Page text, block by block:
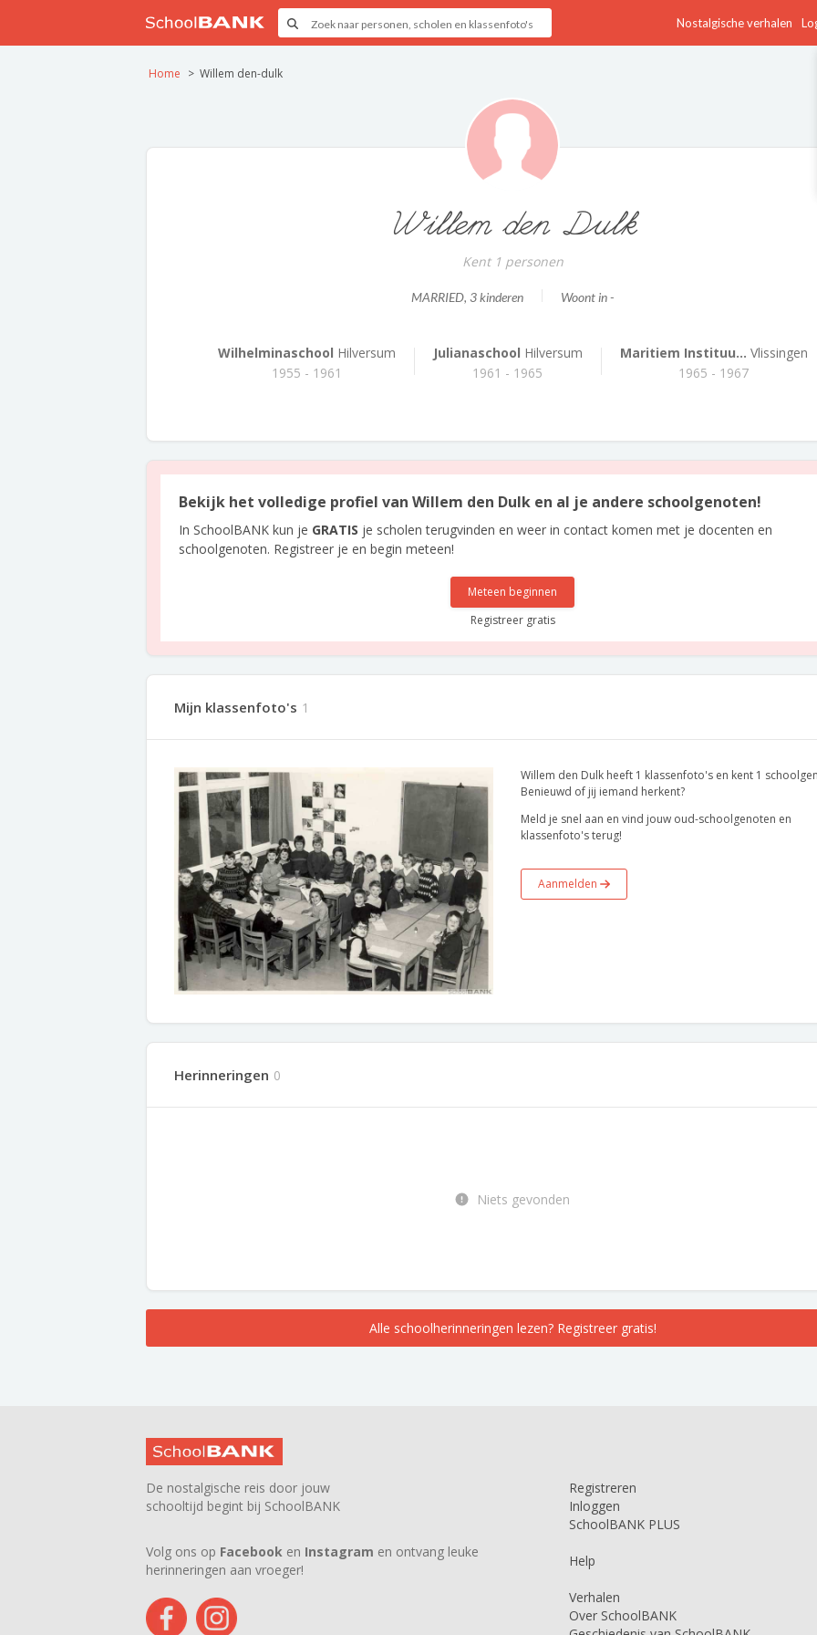
Nostalgische verhalen
Home Willem den-dulk
Willem den Dulk
Kent 1 personen
MARRIED, 3 kinderen Woont in -
Wilhelminaschool Hilversum
1955 - 1961
Julianaschool Hilversum
1961 - 1965
Maritiem Instituu... Vlissingen
1965 - 1967
Bekijk het volledige profiel van Willem den Dulk en al je andere schoolgenoten!
In SchoolBANK kun je GRATIS je scholen terugvinden en weer in contact komen met je docenten en
schoolgenoten. Registreer je en begin meteen!
Meteen beginnen
Registreer gratis
Mijn klassenfoto's 1
Willem den Dulk heeft 1 klassenfoto's en kent 1
Benieuwd of jij iemand herkent?
Meld je snel aan en vind jouw oud-schoolgenoten en
klassenfoto's terug!
Aanmelden
Herinneringen 0
Niets gevonden
Alle schoolherinneringen lezen? Registreer gratis!
De nostalgische reis door jouw
schooltijd begint bij SchoolBANK
Volg ons op Facebook en Instagram en ontvang leuke
herinneringen aan vroeger!
Registreren
Inloggen
SchoolBANK PLUS
Help
Verhalen
Over SchoolBANK